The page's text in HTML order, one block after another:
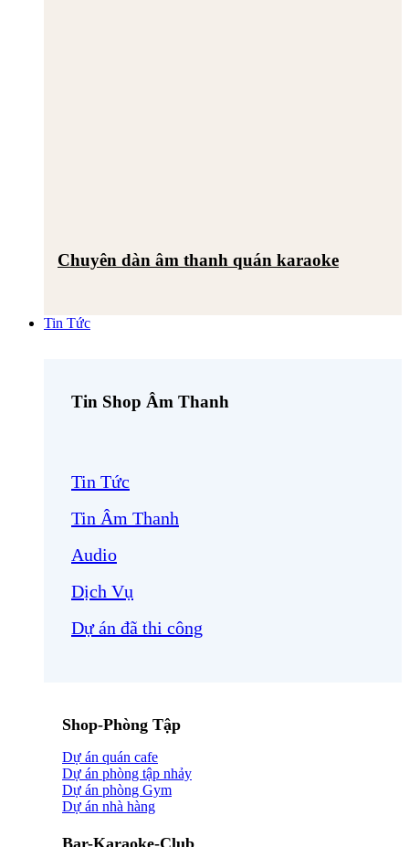
Chuyên dàn âm thanh quán karaoke
Tin Tức
Tin Shop Âm Thanh
Tin Tức
Tin Âm Thanh
Audio
Dịch Vụ
Dự án đã thi công
Shop-Phòng Tập
Dự án quán cafe
Dự án phòng tập nhảy
Dự án phòng Gym
Dự án nhà hàng
Bar-Karaoke-Club